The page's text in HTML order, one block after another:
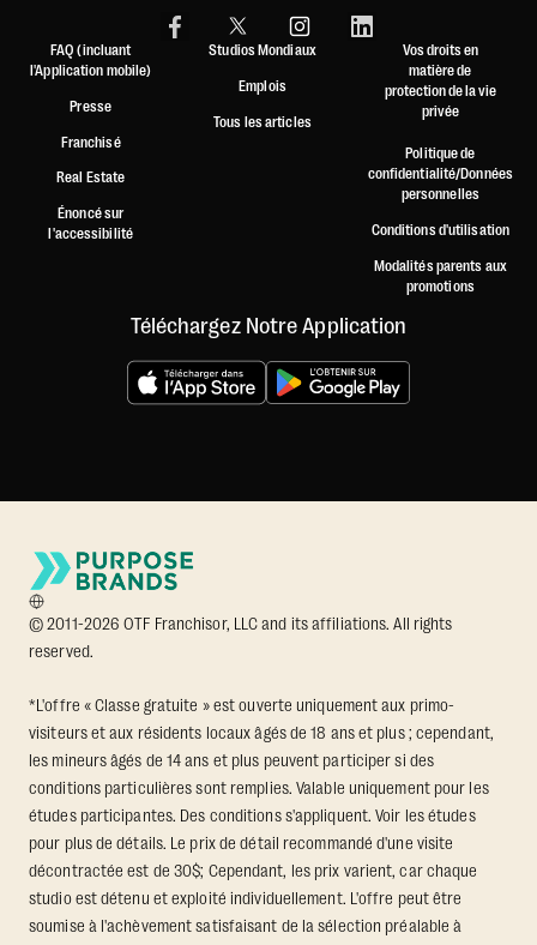
FAQ (incluant
l'Application mobile)
Presse
Franchisé
Real Estate
Énoncé sur
l'accessibilité
Studios Mondiaux
Emplois
Tous les articles
Vos droits en
matière de
protection de la vie
privée
Politique de
confidentialité/Données
personnelles
Conditions d'utilisation
Modalités parents aux
promotions
Téléchargez Notre Application
© 2011-2026 OTF Franchisor, LLC and its affiliations. All rights
reserved.
*L'offre « Classe gratuite » est ouverte uniquement aux primo-
visiteurs et aux résidents locaux âgés de 18 ans et plus ; cependant,
les mineurs âgés de 14 ans et plus peuvent participer si des
conditions particulières sont remplies. Valable uniquement pour les
études participantes. Des conditions s'appliquent. Voir les études
pour plus de détails. Le prix de détail recommandé d'une visite
décontractée est de 30$; Cependant, les prix varient, car chaque
studio est détenu et exploité individuellement. L'offre peut être
soumise à l'achèvement satisfaisant de la sélection préalable à